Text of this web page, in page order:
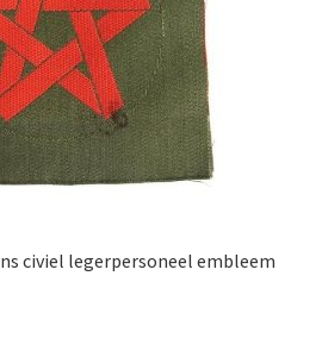
civiel legerpersoneel embleem